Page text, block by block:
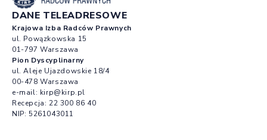
DANE TELEADRESOWE
Krajowa Izba Radców Prawnych
ul. Powązkowska 15
01-797 Warszawa
Pion Dyscyplinarny
ul. Aleje Ujazdowskie 18/4
00-478 Warszawa
e-mail: kirp@kirp.pl
Recepcja: 22 300 86 40
NIP: 5261043011